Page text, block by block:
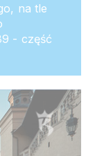
na tle
- część